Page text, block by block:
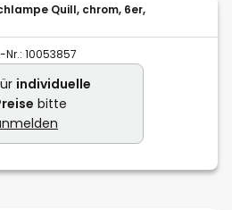
Quill, chrom, 6er,
Nr.: 10053857
individuelle
bitte